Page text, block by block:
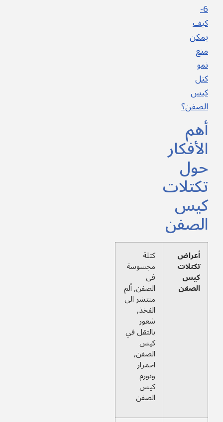
6-
كيف
يمكن
منع
نمو
كتل
كيس
الصفن؟
أهم
الأفكار
حول
تكتلات
كيس
الصفن
أعراض
تكتلات
كيس
الصفن
كتلة
مجسوسة
في
الصفن, ألم
منتشر الى
الفخذ,
شعور
بالثقل في
كيس
الصفن,
احمرار
وتورم
كيس
الصفن